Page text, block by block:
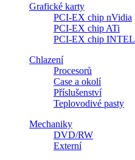
Grafické karty
PCI-EX chip nVidia
PCI-EX chip ATi
PCI-EX chip INTEL
Chlazení
Procesorů
Case a okolí
Příslušenství
Teplovodivé pasty
Mechaniky
DVD/RW
Externí